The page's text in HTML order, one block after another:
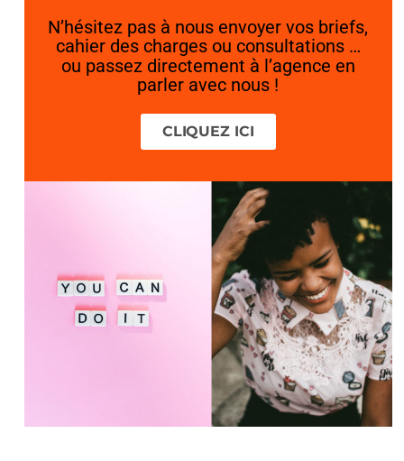
N’hésitez pas à nous envoyer vos briefs,
cahier des charges ou consultations …
ou passez directement à l’agence en
parler avec nous !
CLIQUEZ ICI